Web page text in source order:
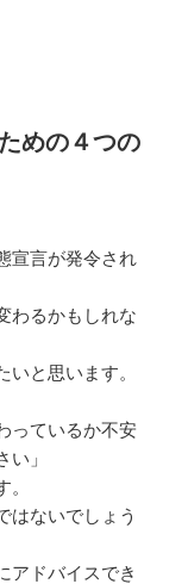
めの４つの
宣言が発令され
わるかもしれな
と思います。
っているか不安
」
はないでしょう
アドバイスでき